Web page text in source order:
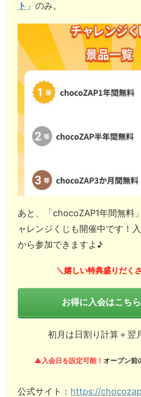
ト 」のみ。
あと、「chocoZAP1年間無料
ャレンジくじも開催中です！
から参加できますよ♪
＼ 嬉しい特典盛りだく
お得に入会はこちら
初月は日割り計算＋翌
▲入会日を設定可能！ オープン前
公式サイト： https://